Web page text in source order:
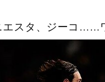
スタ、ジーコ……